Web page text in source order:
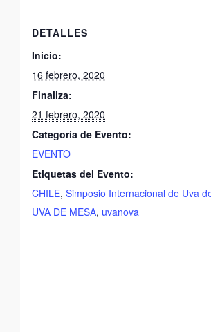
DETALLES
Inicio:
16 febrero, 2020
Finaliza:
21 febrero, 2020
Categoría de Evento:
EVENTO
Etiquetas del Evento:
CHILE,Simposio Internacional de Uva
UVA DE MESA, uvanova